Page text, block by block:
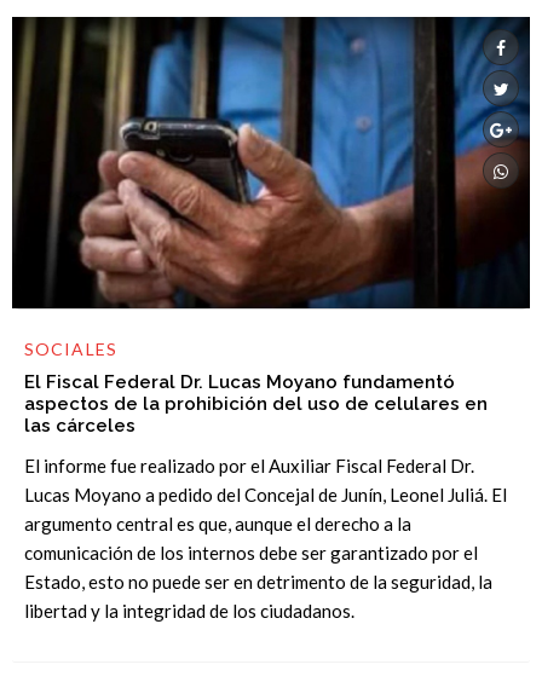
SOCIALES
El Fiscal Federal Dr. Lucas Moyano fundamentó
aspectos de la prohibición del uso de celulares en
las cárceles
El informe fue realizado por el Auxiliar Fiscal Federal Dr.
Lucas Moyano a pedido del Concejal de Junín, Leonel Juliá. El
argumento central es que, aunque el derecho a la
comunicación de los internos debe ser garantizado por el
Estado, esto no puede ser en detrimento de la seguridad, la
libertad y la integridad de los ciudadanos.